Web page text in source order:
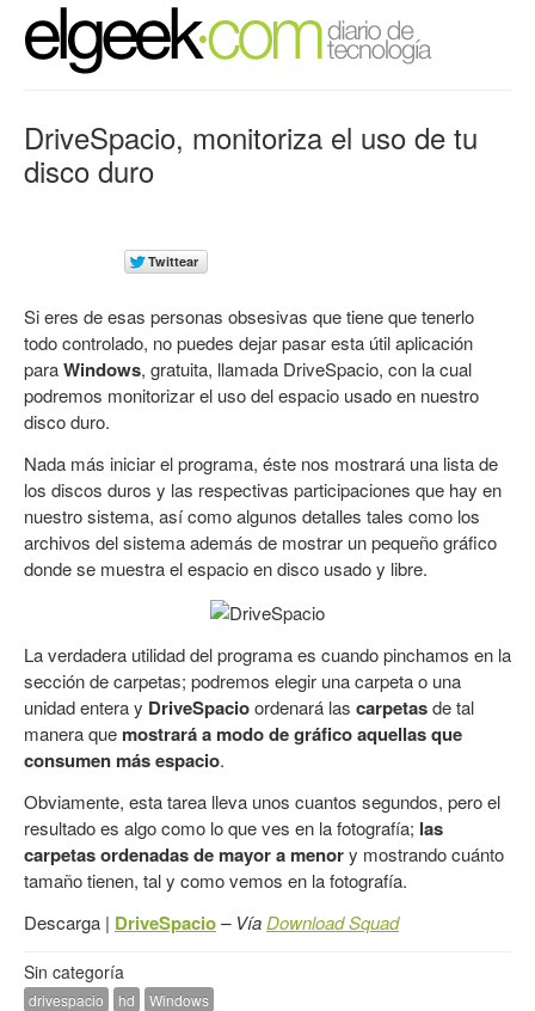
DriveSpacio, monitoriza el uso de tu
disco duro
Si eres de esas personas obsesivas que tiene que tenerlo
todo controlado, no puedes dejar pasar esta útil aplicación
paraWindows, gratuita, llamada DriveSpacio, con la cual
podremos monitorizar el uso del espacio usado en nuestro
disco duro.
Nada más iniciar el programa, éste nos mostrará una lista de
los discos duros y las respectivas participaciones que hay en
nuestro sistema, así como algunos detalles tales como los
archivos del sistema además de mostrar un pequeño gráfico
donde se muestra el espacio en disco usado y libre.
La verdadera utilidad del programa es cuando pinchamos en la
sección de carpetas; podremos elegir una carpeta o una
unidad entera y DriveSpacioordenará las carpetasde tal
manera que mostrará a modo de gráfico aquellas que
consumen más espacio.
Obviamente, esta tarea lleva unos cuantos segundos, pero el
resultado es algo como lo que ves en la fotografía; las
carpetas ordenadas de mayor a menory mostrando cuánto
tamaño tienen, tal y como vemos en la fotografía.
Descarga | DriveSpacio– Vía Download Squad
Sin categoría
drivespacio hd Windows